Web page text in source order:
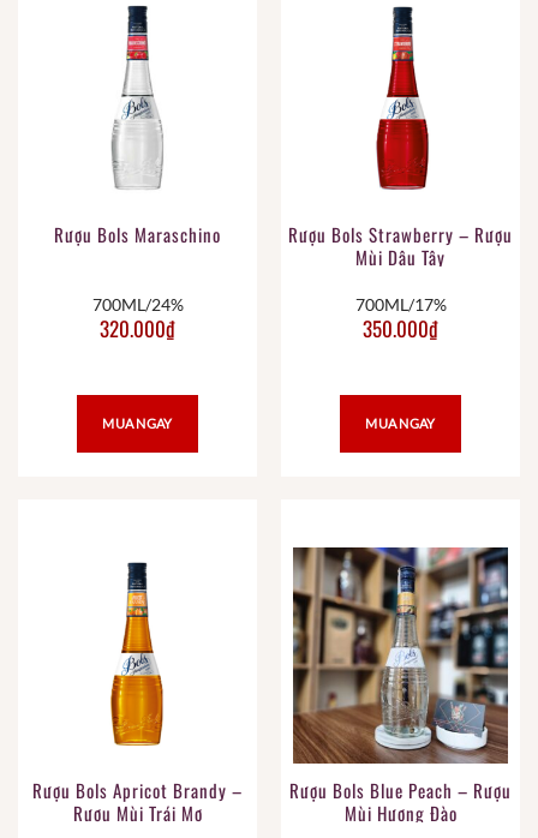
Rượu Bols Maraschino
700ML/24%
320.000₫
MUA NGAY
Rượu Bols Strawberry – Rượu
Mùi Dâu Tây
700ML/17%
350.000₫
MUA NGAY
Rượu Bols Apricot Brandy –
Rượu Mùi Trái Mơ
Rượu Bols Blue Peach – Rượu
Mùi Hương Đào